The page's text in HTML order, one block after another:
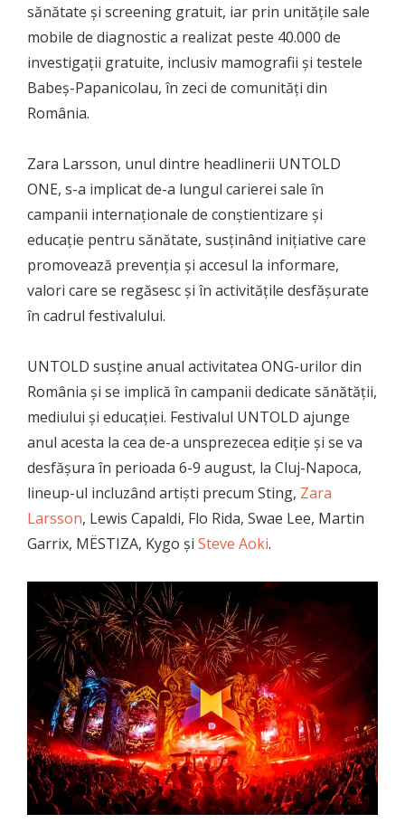
sănătate și screening gratuit, iar prin unitățile sale
mobile de diagnostic a realizat peste 40.000 de
investigații gratuite, inclusiv mamografii și testele
Babeș-Papanicolau, în zeci de comunități din
România.
Zara Larsson, unul dintre headlinerii UNTOLD
ONE, s-a implicat de-a lungul carierei sale în
campanii internaționale de conștientizare și
educație pentru sănătate, susținând inițiative care
promovează prevenția și accesul la informare,
valori care se regăsesc și în activitățile desfășurate
în cadrul festivalului.
UNTOLD susține anual activitatea ONG-urilor din
România și se implică în campanii dedicate sănătății,
mediului și educației. Festivalul UNTOLD ajunge
anul acesta la cea de-a unsprezecea ediție și se va
desfășura în perioada 6-9 august, la Cluj-Napoca,
lineup-ul incluzând artiști precum Sting, Zara
Larsson, Lewis Capaldi, Flo Rida, Swae Lee, Martin
Garrix, MËSTIZA, Kygo și Steve Aoki.